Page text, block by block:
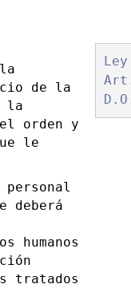
de la
la
orden y
le
deberá
humanos
tratados